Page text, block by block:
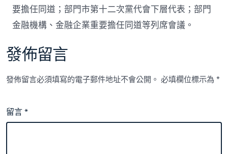
要擔任同道；部門市第十二次黨代會下層代表；部門
金融機構、金融企業重要擔任同道等列席會議。
發佈留言
發佈留言必須填寫的電子郵件地址不會公開。 必填欄位標示為*
留言*